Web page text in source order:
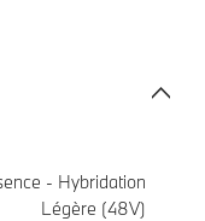
- Hybridation
Légère (48V)